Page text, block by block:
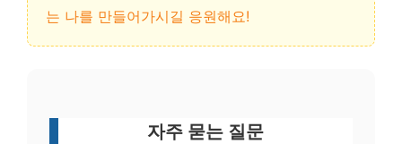
는 나를 만들어가시길 응원해요!
자주 묻는 질문